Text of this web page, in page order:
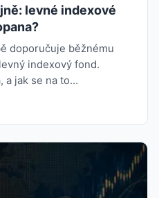
levné indexové
doporučuje běžnému
indexový fond.
a jak se na to…